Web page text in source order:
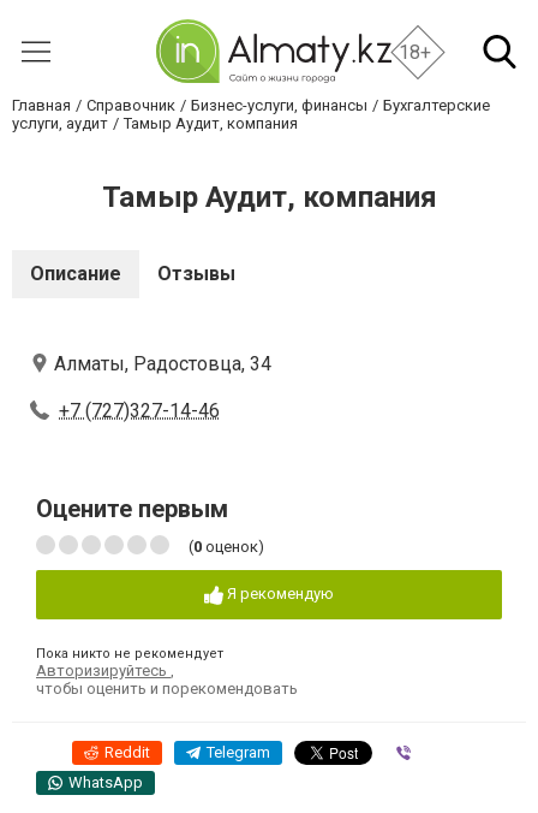
18+
Главная Справочник Бизнес-услуги, финансы
Бухгалтерские
услуги, аудит
Тамыр Аудит, компания
Тамыр Аудит, компания
Описание Отзывы
Алматы, Радостовца, 34
+7 (727)327-14-46
Оцените первым
(0 оценок)
Я рекомендую
Пока никто не рекомендует
Авторизируйтесь
чтобы оценить и порекомендовать
Reddit Telegram
WhatsApp